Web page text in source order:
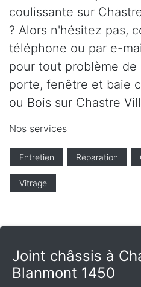
coulissante sur
? Alors n'hésitez pas,
téléphone ou par e-
pour tout problème de
porte, fenêtre et baie
ou Bois sur Chastre
Nos services
Entretien Réparation
Vitrage
Joint châssis à
Blanmont 1450